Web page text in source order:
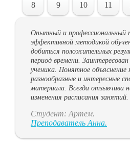
8 9 10 11
Опытный и профессиональный
эффективной методикой
добиться положительных
период времени.
ученика. Понятное объяснение
разнообразные и интересные
материала. Всегда отзывчива
изменения расписания занятий.
Студент: Артем.
Преподаватель Анна.